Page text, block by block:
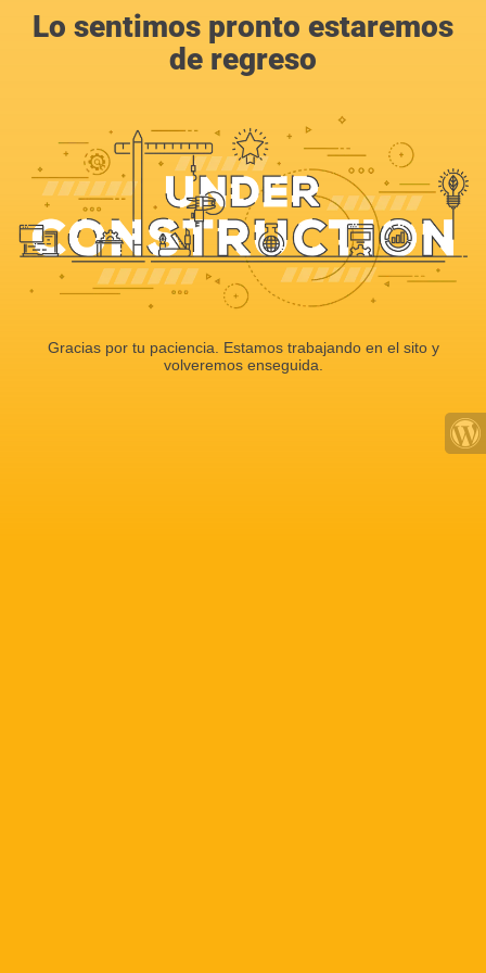
Lo sentimos pronto estaremos
de regreso
Gracias por tu paciencia. Estamos trabajando en el sito y
volveremos enseguida.